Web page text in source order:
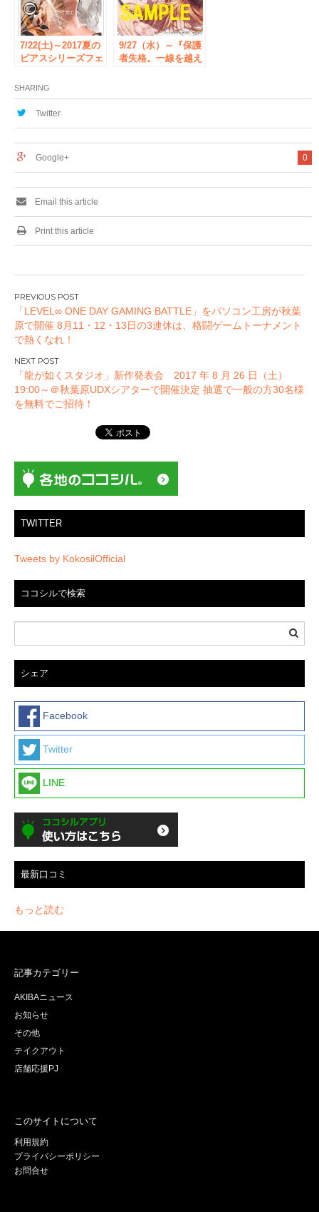
「アクリルフィギュ
ア」など豪華特典
も。
書泉ブックタワー＞
7/22(土)～2017夏の
ピアスシリーズフェ
ー◆書泉ブックタワ
ー わたなべあじあ
先生他、人気のBL
を実施。
9/27（水）～『保護
者失格。一線を越え
ブックタワー
SHARING
Twitter
0
Google+
Email this article
Print this article
投
稿
ナ
ビ
ゲ
ー
シ
「LEVEL∞ ONE DAY GAMING BATTLE」をパソコン工房が秋葉
原で開催 8月11・12・13日の3連休は、格闘ゲームトーナメント
で熱くなれ！
「龍が如くスタジオ」新作発表会 2017 年 8 月 26 日（土）
19:00～＠秋葉原UDXシアターで開催決定 抽選で一般の方30名様
を無料でご招待！
TWITTER
Tweets by KokosilOfficial
ココシルで検索
シェア
Facebook
Twitter
LINE
最新口コミ
もっと読む
記事カテゴリー
AKIBAニュース
お知らせ
その他
テイクアウト
店舗応援PJ
このサイトについて
利用規約
プライバシーポリシー
お問合せ